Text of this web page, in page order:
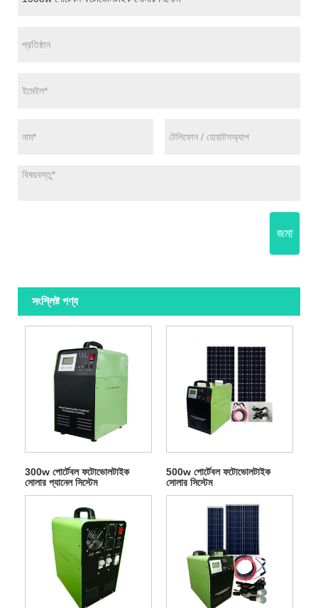
জমা
সংশ্লিষ্ট পণ্য
300w পোর্টেবল ফটোভোলটাইক
সোলার প্যানেল সিস্টেম
500w পোর্টেবল ফটোভোলটাইক
সোলার সিস্টেম